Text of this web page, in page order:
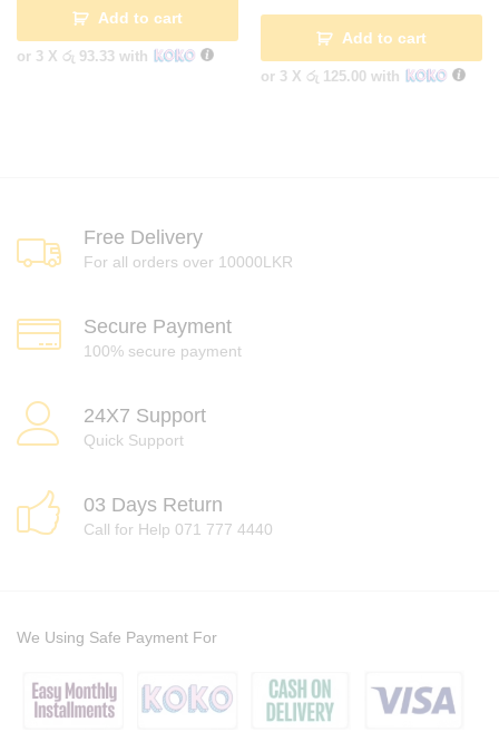
Add to cart
or 3 X රු 93.33 with
Add to cart
or 3 X රු 125.00 with
Free Delivery
For all orders over 10000LKR
Secure Payment
100% secure payment
24X7 Support
Quick Support
03 Days Return
Call for Help 071 777 4440
We Using Safe Payment For